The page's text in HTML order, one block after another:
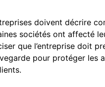
doivent décrire
sociétés ont affecté
que l’entreprise doit
pour protéger les